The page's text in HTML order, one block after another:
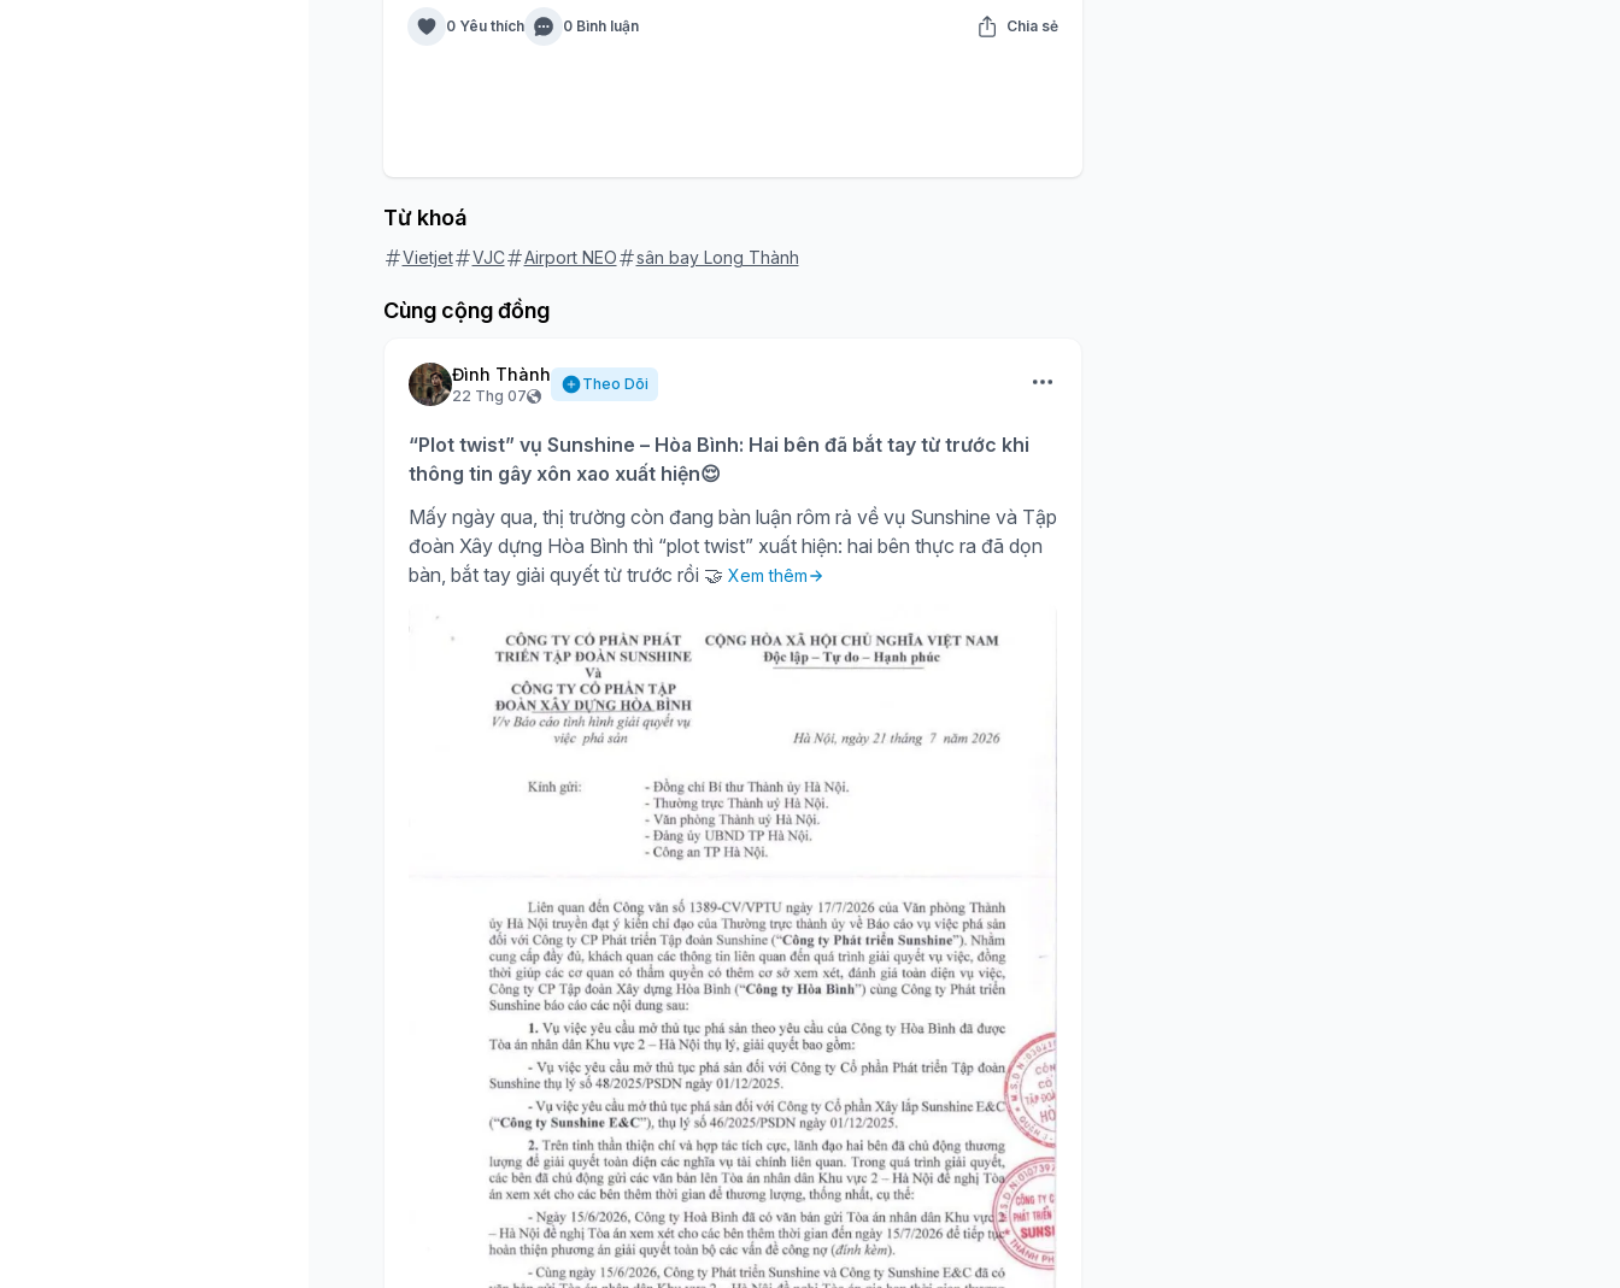
0 Yêu thích 0 Bình luận Chia sẻ
Từ khoá
Vietjet VJC Airport NEO sân bay Long Thành
Cùng cộng đồng
Đình Thành
22 Thg 07
Theo Dõi
“Plot twist” vụ Sunshine – Hòa Bình: Hai bên đã bắt tay từ trước khi
thông tin gây xôn xao xuất hiện😌
Mấy ngày qua, thị trường còn đang bàn luận rôm rả về vụ Sunshine và Tập
đoàn Xây dựng Hòa Bình thì “plot twist” xuất hiện: hai bên thực ra đã dọn
bàn, bắt tay giải quyết từ trước rồi 🤝 Xem thêm